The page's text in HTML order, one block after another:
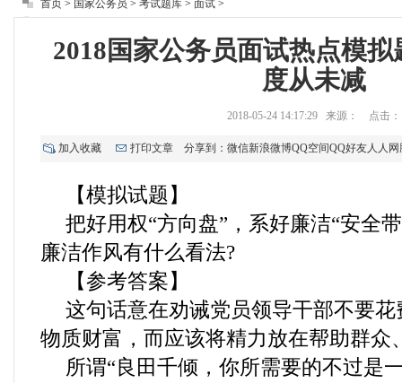
首页 > 国家公务员 > 考试题库 > 面试 >
2018国家公务员面试热点模
度从未减
2018-05-24 14:17:29 来源： 点击：
加入收藏 打印文章 分享到： 微信新浪微博QQ空间QQ好友人人网
【模拟试题】
把好用权“方向盘”，系好廉洁“安全
廉洁作风有什么看法?
【参考答案】
这句话意在劝诫党员领导干部不要
物质财富，而应该将精力放在帮助群众
所谓“良田千倾，你所需要的不过是